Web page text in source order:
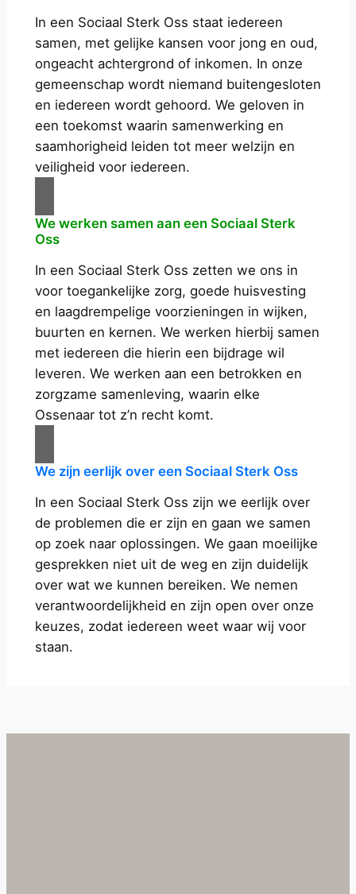
a
a
n
t
a
l
In een Sociaal Sterk Oss staat iedereen
samen, met gelijke kansen voor jong en oud,
ongeacht achtergrond of inkomen. In onze
gemeenschap wordt niemand buitengesloten
en iedereen wordt gehoord. We geloven in
een toekomst waarin samenwerking en
saamhorigheid leiden tot meer welzijn en
veiligheid voor iedereen.
We werken samen aan een Sociaal Sterk
Oss
In een Sociaal Sterk Oss zetten we ons in
voor toegankelijke zorg, goede huisvesting
en laagdrempelige voorzieningen in wijken,
buurten en kernen. We werken hierbij samen
met iedereen die hierin een bijdrage wil
leveren. We werken aan een betrokken en
zorgzame samenleving, waarin elke
Ossenaar tot z’n recht komt.
We zijn eerlijk over een Sociaal Sterk Oss
In een Sociaal Sterk Oss zijn we eerlijk over
de problemen die er zijn en gaan we samen
op zoek naar oplossingen. We gaan moeilijke
gesprekken niet uit de weg en zijn duidelijk
over wat we kunnen bereiken. We nemen
verantwoordelijkheid en zijn open over onze
keuzes, zodat iedereen weet waar wij voor
staan.